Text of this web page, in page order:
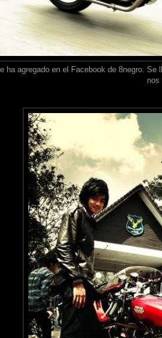
ha agregado en el Facebook de 8negro.
nos